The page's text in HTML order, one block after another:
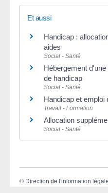
Et aussi
Handicap :
aides
Social - Santé
Hébergement
de handicap
Social - Santé
Handicap et emploi
Travail - Formation
Allocation
Social - Santé
© Direction de l'information